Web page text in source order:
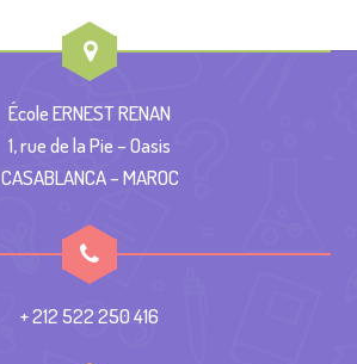
École ERNEST RENAN
1, rue de la Pie – Oasis
CASABLANCA – MAROC
+ 212 522 250 416